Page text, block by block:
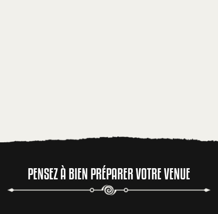
PENSEZ À BIEN PRÉPARER VOTRE VENUE